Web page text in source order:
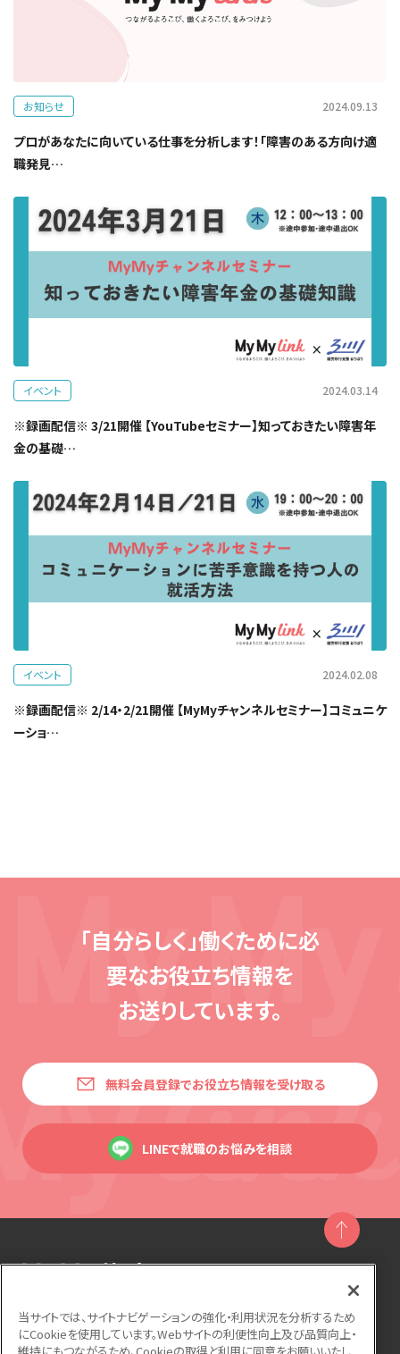
お知らせ 2024.09.13
プロがあなたに向いている仕事を分析します！「障害のある方向け適
職発見…
イベント 2024.03.14
※録画配信※ 3/21開催 【YouTubeセミナー】知っておきたい障害年
金の基礎…
イベント 2024.02.08
※録画配信※ 2/14・2/21開催 【MyMyチャンネルセミナー】コミュニケ
ーショ…
「自分らしく」働くために必
要なお役立ち情報を
お送りしています。
無料会員登録でお役立ち情報を受け取る
LINEで就職のお悩みを相談
当サイトでは、サイトナビゲーションの強化・利用状況を分析するため
にCookieを使用しています。Webサイトの利便性向上及び品質向上・